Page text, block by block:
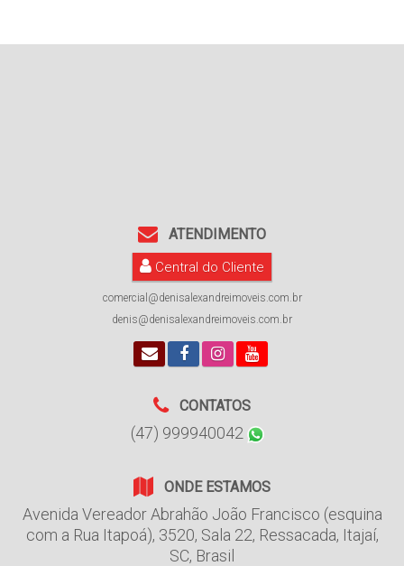
ATENDIMENTO
Central do Cliente
comercial@denisalexandreimoveis.com.br
denis@denisalexandreimoveis.com.br
CONTATOS
(47) 999940042
ONDE ESTAMOS
Avenida Vereador Abrahão João Francisco (esquina
com a Rua Itapoá), 3520, Sala 22, Ressacada, Itajaí,
SC, Brasil